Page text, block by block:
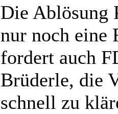
Die Ablösung
nur noch eine
fordert auch
Brüderle, die
schnell zu